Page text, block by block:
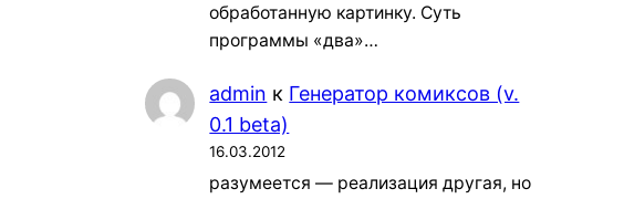
обработанную картинку. Суть
программы «два»…
admin к Генератор комиксов (v.
0.1 beta)
16.03.2012
разумеется — реализация другая, но